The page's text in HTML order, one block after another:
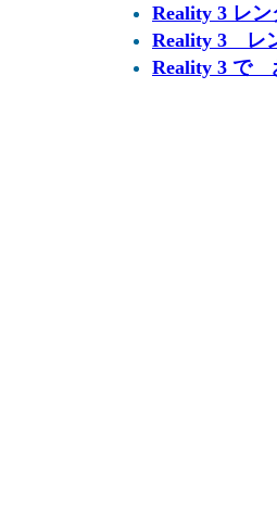
Reality 3 レン
Reality 3 レ
Reality 3 で